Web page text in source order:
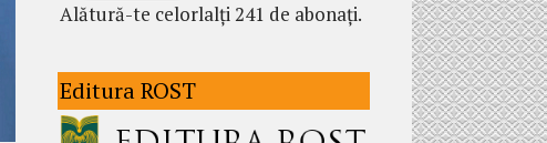
Alătură-te celorlalți 241 de abonați.
Editura ROST